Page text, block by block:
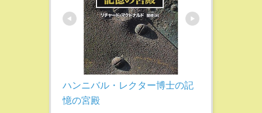
ハンニバル・レクター博士の記
憶の宮殿